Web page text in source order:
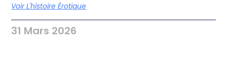
Voir L'histoire Érotique
31 Mars 2026